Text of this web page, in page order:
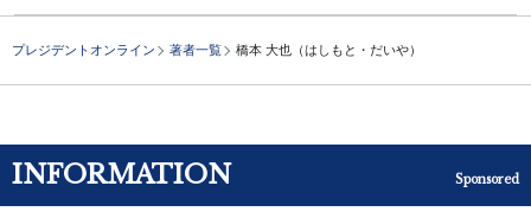
プレジデントオンライン 著者一覧 橋本 大也（はしもと・だいや）
INFORMATION Sponsored